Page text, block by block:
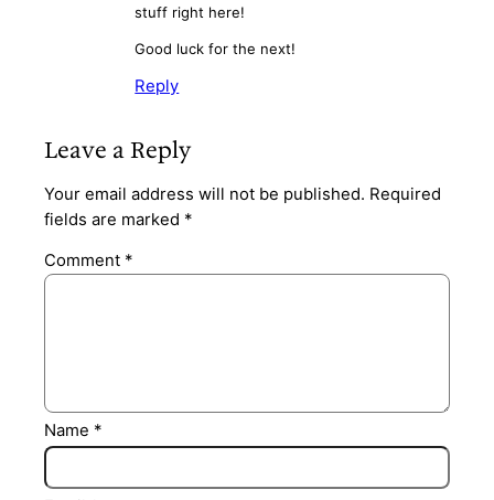
stuff right here!
Good luck for the next!
Reply
Leave a Reply
Your email address will not be published. Required
fields are marked *
Comment *
Name *